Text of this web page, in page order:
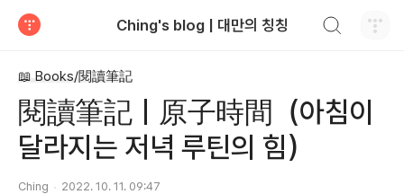
Ching's blog | 대만의 칭칭
📖 Books/閱讀筆記
閱讀筆記｜原子時間（아침이
달라지는 저녁 루틴의 힘）
Ching 2022. 10. 11. 09:47